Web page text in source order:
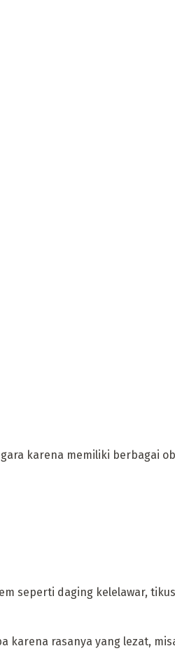
karena memiliki berbagai
seperti daging kelelawar,
karena rasanya yang lezat,